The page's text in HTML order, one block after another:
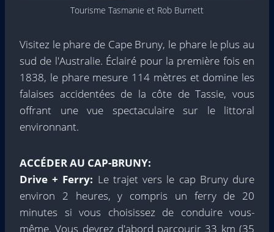
Tourisme Tasmanie et Rob Burnett
Visitez le phare de Cape Bruny, le phare le plus au
sud de l'Australie. Éclairé pour la première fois en
1838, le phare mesure 114 mètres et domine les
falaises accidentées de la côte de Tassie, vous
offrant une vue spectaculaire sur le littoral
environnant.
ACCÉDER AU CAP-BRUNY:
Drive + Ferry: Le trajet vers le cap Bruny dure
environ 2 heures, y compris un ferry de 20
minutes si vous choisissez de conduire vous-
même. Vous devrez d'abord parcourir 33 km (35